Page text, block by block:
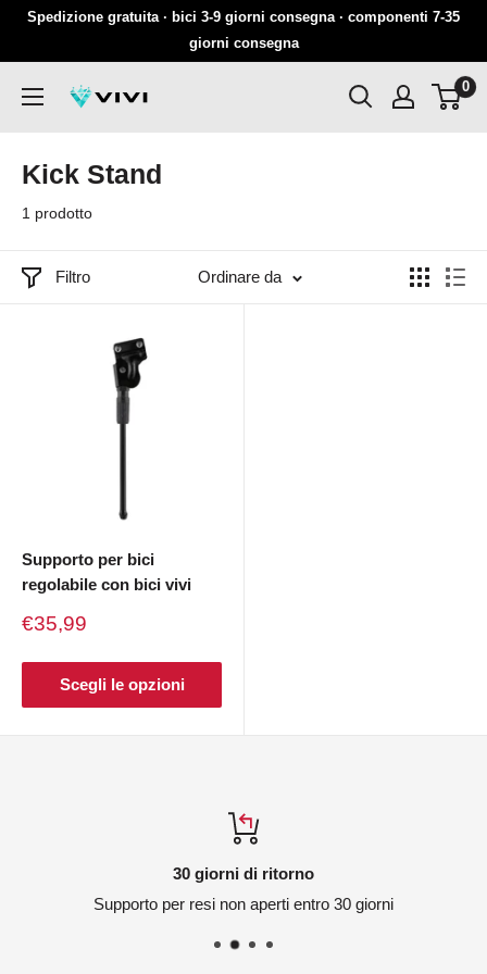
SaltaSpedizione gratuita · bici 3-9 giorni consegna · componenti 7-35
giorni consegna
VIVI
0
Kick Stand
1 prodotto
Filtro Ordinare da
Supporto per bici
regolabile con bici vivi
Prezzo
vendita
€35,99
Scegli le opzioni
30 giorni di ritorno
Supporto per resi non aperti entro 30 giorni